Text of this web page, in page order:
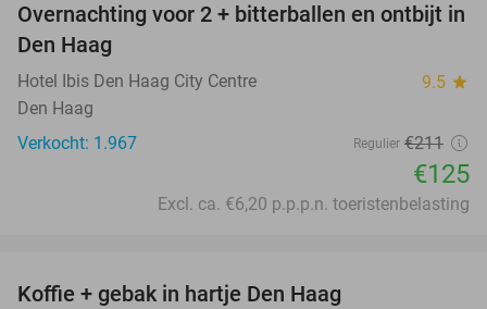
41%
Overnachting voor 2 + bitterballen en ontbijt in
Den Haag
Hotel Ibis Den Haag City Centre 9.5 star
Den Haag
Verkocht: 1.967
Regulier €211
€125
Excl. ca. €6,20 p.p.p.n. toeristenbelasting
Koffie + gebak in hartje Den Haag